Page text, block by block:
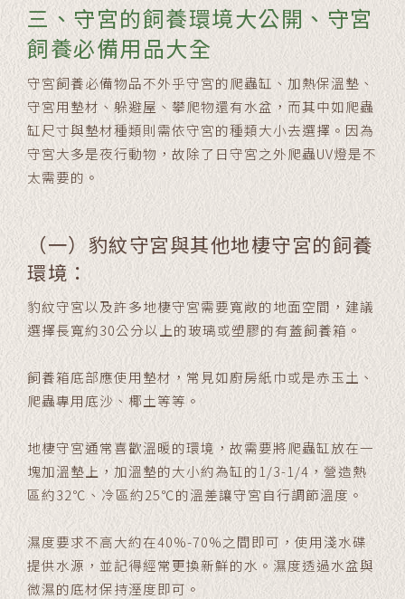
三、守宮的飼養環境大公開、守宮
飼養必備用品大全
守宮飼養必備物品不外乎守宮的爬蟲缸、加熱保溫墊、
守宮用墊材、躲避屋、攀爬物還有水盆，而其中如爬蟲
缸尺寸與墊材種類則需依守宮的種類大小去選擇。因為
守宮大多是夜行動物，故除了日守宮之外爬蟲UV燈是不
太需要的。
（一）豹紋守宮與其他地棲守宮的飼養
環境：
豹紋守宮以及許多地棲守宮需要寬敞的地面空間，建議
選擇長寬約30公分以上的玻璃或塑膠的有蓋飼養箱。
飼養箱底部應使用墊材，常見如廚房紙巾或是赤玉土、
爬蟲專用底沙、椰土等等。
地棲守宮通常喜歡溫暖的環境，故需要將爬蟲缸放在一
塊加溫墊上，加溫墊的大小約為缸的1/3-1/4，營造熱
區約32℃、冷區約25℃的溫差讓守宮自行調節溫度。
濕度要求不高大約在40%-70%之間即可，使用淺水碟
提供水源，並記得經常更換新鮮的水。濕度透過水盆與
微濕的底材保持溼度即可。